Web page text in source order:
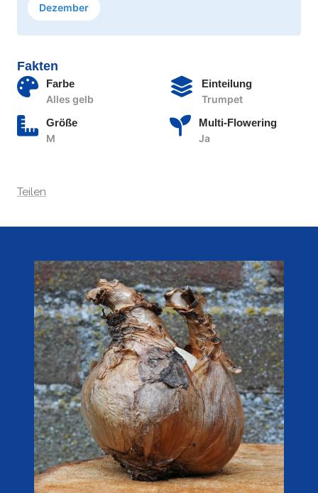
Dezember
Fakten
Farbe
Alles gelb
Einteilung
Trumpet
Größe
M
Multi-Flowering
Ja
Teilen